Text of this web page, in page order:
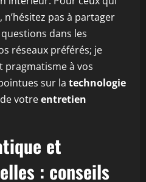
pas à partager
dans les
réseaux préférés; je
pragmatisme à vos
sur la technologie
votreentretien
et
: conseils